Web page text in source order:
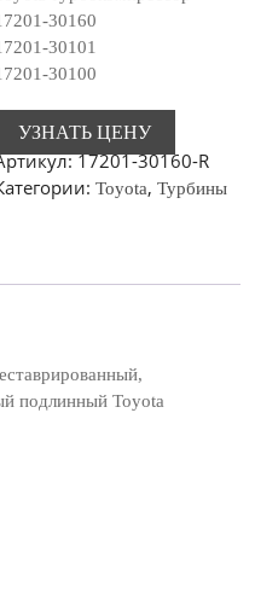
30160
30101
30100
УЗНАТЬ ЦЕНУ
17201-30160-R
Toyota,Турбины
подлинный Toyota